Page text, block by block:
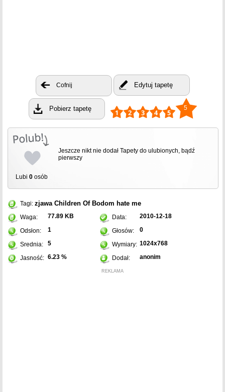
Cofnij Edytuj tapetę
Pobierz tapetę 5
Lubi 0 osób
Jeszcze nikt nie dodał Tapety do ulubionych, bądź
pierwszy
Tagi: zjawa Children Of Bodom hate me
Waga: 77.89 KB Data: 2010-12-18
Odsłon: 1 Głosów: 0
Srednia: 5 Wymiary: 1024x768
Jasność: 6.23 % Dodał: anonim
REKLAMA